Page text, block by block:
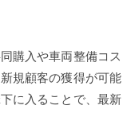
購入や車両整備コス
規顧客の獲得が可能
に入ることで、最新